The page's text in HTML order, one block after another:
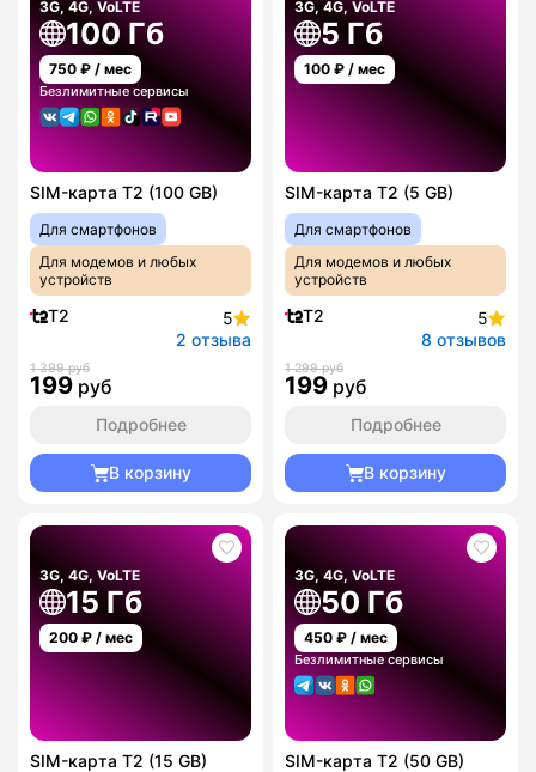
3G, 4G, VoLTE
100 Гб
750 ₽ / мес
Безлимитные сервисы
SIM-карта T2 (100 GB)
Для смартфонов
Для модемов и любых
устройств
T2
5
2 отзыва
1 399 руб
199 руб
Подробнее
В корзину
3G, 4G, VoLTE
5 Гб
100 ₽ / мес
SIM-карта T2 (5 GB)
Для смартфонов
Для модемов и любых
устройств
T2
5
8 отзывов
1 299 руб
199 руб
Подробнее
В корзину
3G, 4G, VoLTE
15 Гб
200 ₽ / мес
SIM-карта T2 (15 GB)
3G, 4G, VoLTE
50 Гб
450 ₽ / мес
Безлимитные сервисы
SIM-карта T2 (50 GB)